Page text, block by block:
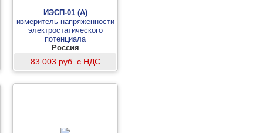
ИЭСП-01 (А)
измеритель напряженности
электростатического
потенциала
Россия
83 003 руб. с НДС